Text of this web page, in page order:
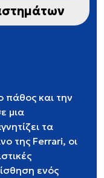
πάθος και την
μια
τα
της Ferrari, οι
ενός